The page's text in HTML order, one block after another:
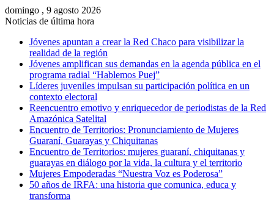
domingo , 9 agosto 2026
Noticias de última hora
Jóvenes apuntan a crear la Red Chaco para visibilizar la
realidad de la región
Jóvenes amplifican sus demandas en la agenda pública en el
programa radial “Hablemos Puej”
Líderes juveniles impulsan su participación política en un
contexto electoral
Reencuentro emotivo y enriquecedor de periodistas de la Red
Amazónica Satelital
Encuentro de Territorios: Pronunciamiento de Mujeres
Guaraní, Guarayas y Chiquitanas
Encuentro de Territorios: mujeres guaraní, chiquitanas y
guarayas en diálogo por la vida, la cultura y el territorio
Mujeres Empoderadas “Nuestra Voz es Poderosa”
50 años de IRFA: una historia que comunica, educa y
transforma